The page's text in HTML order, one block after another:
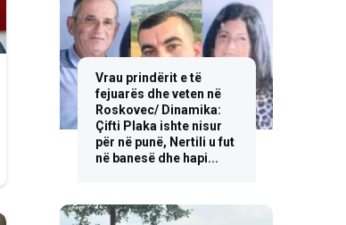
Vrau prindërit e të
fejuarës dhe veten në
Roskovec/ Dinamika:
Çifti Plaka ishte nisur
për në punë, Nertili u fut
në banesë dhe hapi...